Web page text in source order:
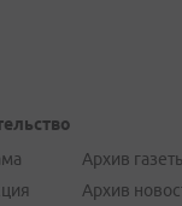
Архив
Архив